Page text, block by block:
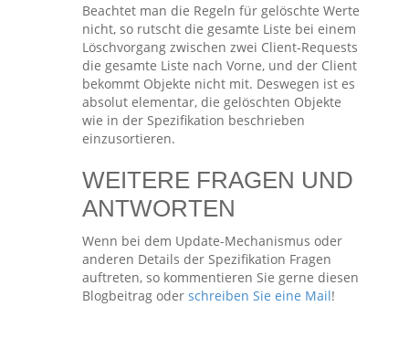
Beachtet man die Regeln für gelöschte Werte
nicht, so rutscht die gesamte Liste bei einem
Löschvorgang zwischen zwei Client-Requests
die gesamte Liste nach Vorne, und der Client
bekommt Objekte nicht mit. Deswegen ist es
absolut elementar, die gelöschten Objekte
wie in der Spezifikation beschrieben
einzusortieren.
WEITERE FRAGEN UND
ANTWORTEN
Wenn bei dem Update-Mechanismus oder
anderen Details der Spezifikation Fragen
auftreten, so kommentieren Sie gerne diesen
Blogbeitrag oder schreiben Sie eine Mail!